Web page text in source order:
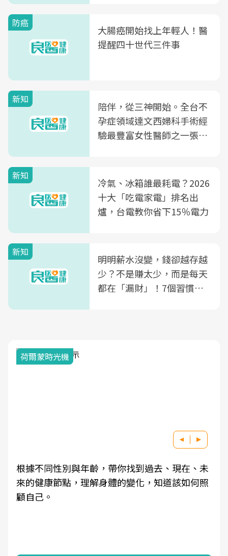
防癌
大腸癌開始找上年輕人！醫
提醒四十世代三件事
新知
陪伴，從三神開始。全台不
孕症領域達文西婦科手術經
驗最豐富女性醫師之一張永
光田醫院建構360度女性健
康照護生態圈
新知
冷氣、冰箱誰最耗電？2026
十大「吃電家電」排名出
爐，台電教你省下15％電力
新知
明明薪水沒變，錢卻越存越
少？不是賺太少，而是每天
都在「漏財」！7個習慣一
荷爾蒙時光機
根據不同性別與年齡，帶你找到過去、現在、未
來的健康節點，理解身體的變化，知道該如何照
顧自己。